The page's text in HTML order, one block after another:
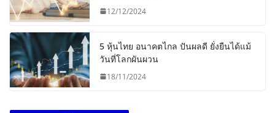
12/12/2024
5 หุ้นไทย อนาคตไกล ปันผลดี ยั่งยืนได้แม้
วันที่โลกผันผวน
18/11/2024